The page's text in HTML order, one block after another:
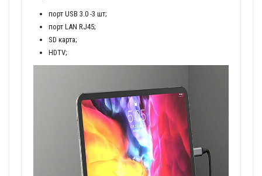
порт USB 3.0 -3 шт;
порт LAN RJ45;
SD карта;
HDTV;